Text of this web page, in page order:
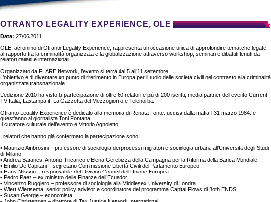
OTRANTO LEGALITY EXPERIENCE, OLE
Data: 27/06/2011
OLE, acronimo di Otranto Legality Experience, rappresenta un’occasione unica di approfondire tematiche legate
al rapporto tra la criminalità organizzata e la globalizzazione attraverso workshop, seminari e dibattiti tenuti da
relatori italiani e internazionali.
Organizzato da FLARE Network, l’evento si terrà dal 5 all’11 settembre.
L’obiettivo è di diventare un punto di riferimento in Europa per il ruolo delle società civili nel contrasto alla criminalità
organizzata transnazionale.
L’edizione 2010 ha visto la partecipazione di oltre 60 relatori e più di 200 iscritti; media partner dell’evento Current
TV Italia, Lastampa.it, La Gazzetta del Mezzogiorno e Telenorba.
Otranto Legality Experience è dedicato alla memoria di Renata Fonte, uccisa dalla mafia il 31 marzo 1984, e
quest’anno al giornalista Toni Fontana.
Il curatore culturale dell’evento è Vittorio Agnoletto.
I relatori che hanno già confermato la partecipazione sono:
• Maurizio Ambrosini – professore di sociologia dei processi migratori e sociologia urbana all’Università degli Studi
di Milano
• Andrea Baranes, Antonio Tricarico e Elena Gerebizza della Campagna per la Riforma della Banca Mondiale
• Emilio De Capitani – segretario Commissione Libertà Civili del Parlamento Europeo
• Hans Nilsson – responsabile del Division Council dell’Unione Europea
• Pedro Paez – ex ministro delle Finanze dell’Ecuador
• Vincenzo Ruggiero – professore di sociologia alla Middlesex University di Londra
• Wiert Wiertsema, senior policy advisor e coordinatore del programma Capital Flows di Both ENDS
• Susan George – economista